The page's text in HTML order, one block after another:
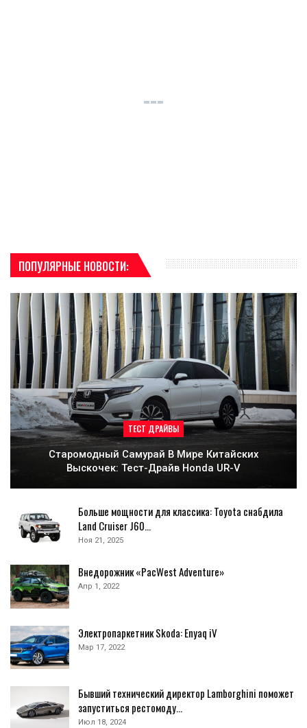
ПОПУЛЯРНЫЕ НОВОСТИ:
ТЕСТ ДРАЙВЫ
Старомодный Самурай В Мире Китайских
Выскочек: Тест-Драйв Honda UR-V
Больше мощности для классика: Toyota снабдила
Land Cruiser J60…
Ноя 21, 2025
Внедорожник «PacWest Adventure»
Апр 1, 2022
Электропаркетник Skoda: Enyaq iV
Мар 17, 2022
Бывший технический директор Lamborghini поможет
запуститься рестомоду…
Июл 18, 2024